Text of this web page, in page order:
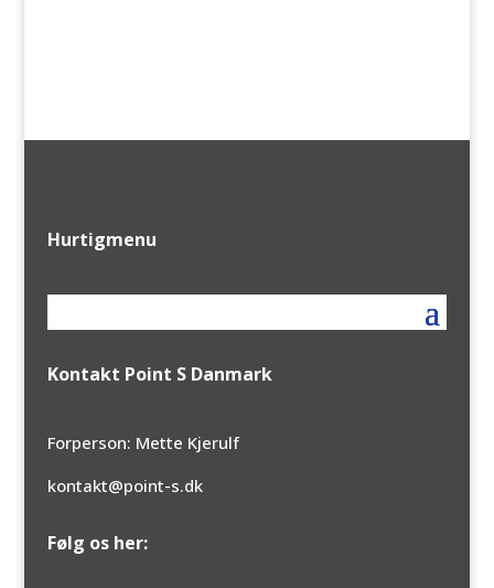
Hurtigmenu
Kontakt Point S Danmark
Forperson: Mette Kjerulf
kontakt@point-s.dk
Følg os her: